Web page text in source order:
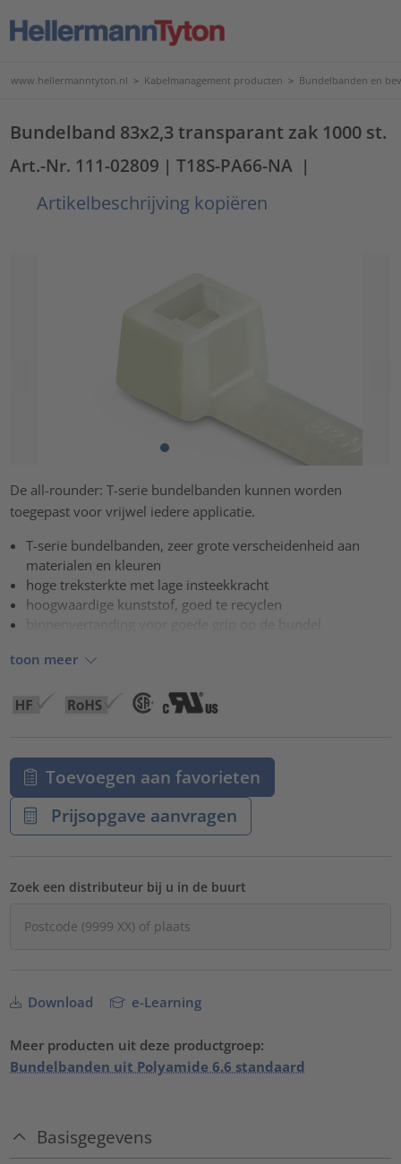
www.hellermanntyton.nl > Kabelmanagement producten > Bundelbanden en
Bundelband 83x2,3 transparant zak 1000 st.
Art.-Nr. 111-02809 | T18S-PA66-NA |
Artikelbeschrijving kopiëren
De all-rounder: T-serie bundelbanden kunnen worden
toegepast voor vrijwel iedere applicatie.
T-serie bundelbanden, zeer grote verscheidenheid aan
materialen en kleuren
hoge treksterkte met lage insteekkracht
hoogwaardige kunststof, goed te recyclen
toon meer
Toevoegen aan favorieten
Prijsopgave aanvragen
Zoek een distributeur bij u in de buurt
Download e-Learning
Meer producten uit deze productgroep:
Bundelbanden uit Polyamide 6.6 standaard
Basisgegevens